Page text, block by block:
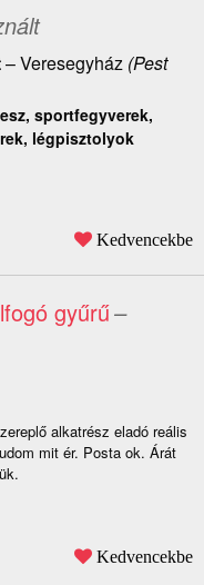
–Veresegyház(Pest
sportfegyverek,
légpisztolyok
Kedvencekbe
gyűrű–
alkatrész eladó reális
mit ér. Posta ok. Árát
Kedvencekbe